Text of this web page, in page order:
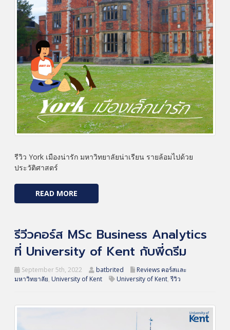
รีวิว York เมืองน่ารัก มหาวิทยาลัยน่าเรียน รายล้อมไปด้วย
ประวัติศาสตร์
READ MORE
รีวีวคอร์ส MSc Business Analytics
ที่ University of Kent กับพี่ดรีม
September 5th, 2022 batbrited
Reviews คอร์สและ
มหาวิทยาลัย, University of Kent University of Kent,รีวิว